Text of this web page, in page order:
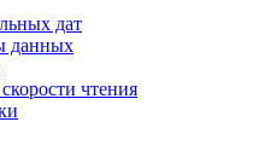
дат
данных
чтения